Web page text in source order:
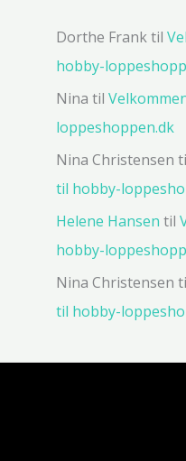
Dorthe Franktil
hobby-
Nina til
loppeshoppen.dk
Nina Christensen
til hobby-
Helene Hansen til
hobby-
Nina Christensen
til hobby-